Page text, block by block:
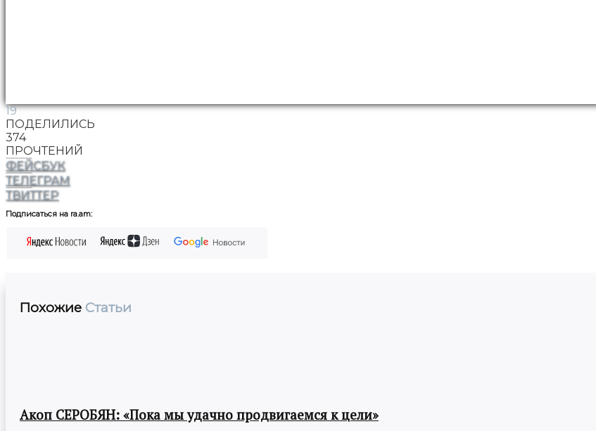
19
ПОДЕЛИЛИСЬ
374
ПРОЧТЕНИЙ
ФЕЙСБУК
ТЕЛЕГРАМ
ТВИТТЕР
Подписаться на ra.am:
Похожие Статьи
Акоп СЕРОБЯН: «Пока мы удачно продвигаемся к цели»